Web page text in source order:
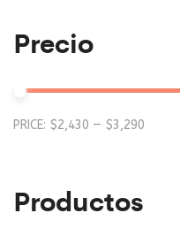
Precio
PRICE: $2,430 — $3,290
Productos